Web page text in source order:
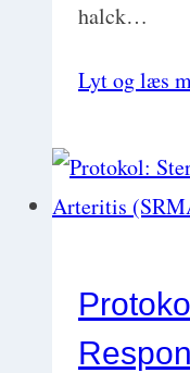
halck…
Lyt og læs